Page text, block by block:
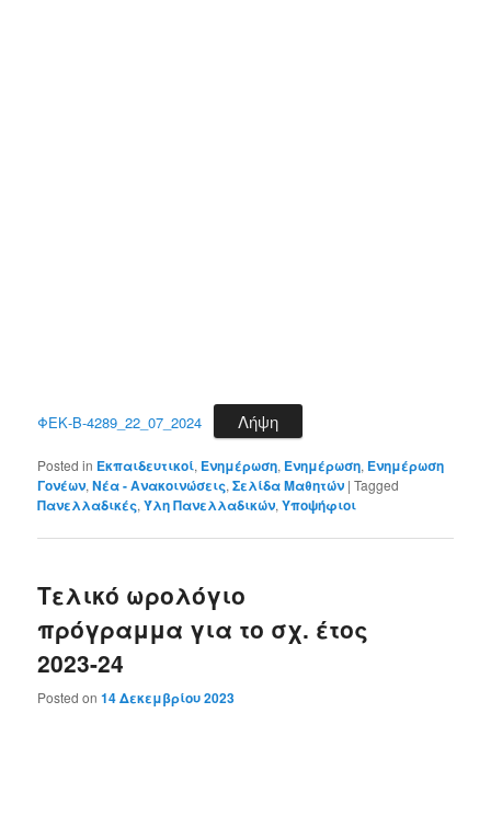
ΦΕΚ-Β-4289_22_07_2024 Λήψη
Posted in Εκπαιδευτικοί, Ενημέρωση, Ενημέρωση, Ενημέρωση
Γονέων,Νέα - Ανακοινώσεις,Σελίδα Μαθητών |Tagged
Πανελλαδικές,Ύλη Πανελλαδικών,Υποψήφιοι
Τελικό ωρολόγιο
πρόγραμμα για το σχ. έτος
2023-24
Posted on14 Δεκεμβρίου 2023